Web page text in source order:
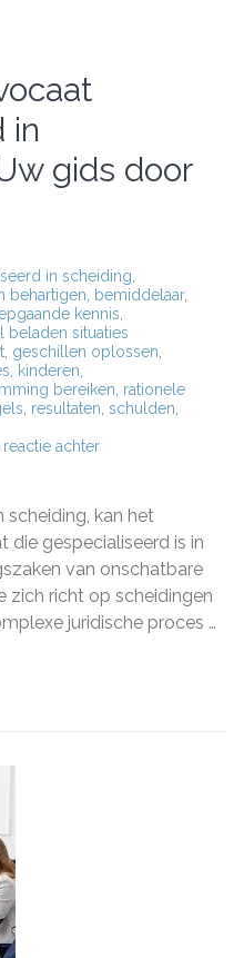
in
gids door
in scheiding,
behartigen, bemiddelaar,
kennis,
beladen situaties
, geschillen oplossen,
, kinderen,
bereiken, rationele
, resultaten, schulden,
reactie achterop
in
echtscheiding:
gids
door
moeilijke
tijden
kan het
die gespecialiseerd is in
van onschatbare
zich richt op scheidingen
juridische proces …